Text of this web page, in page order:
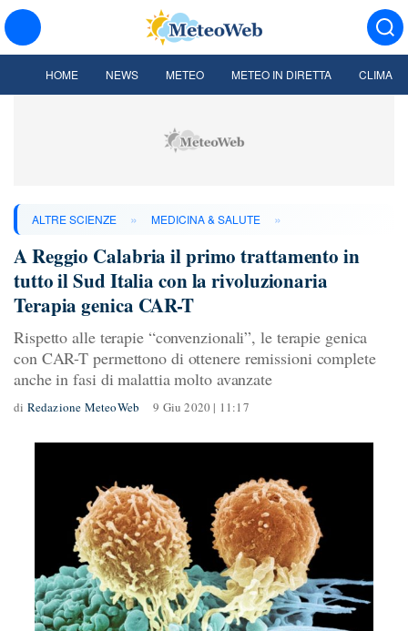
HOME NEWS METEO METEO IN DIRETTA CLIMA
ALTRE SCIENZE » MEDICINA & SALUTE »
A Reggio Calabria il primo trattamento in
tutto il Sud Italia con la rivoluzionaria
Terapia genica CAR-T
Rispetto alle terapie “convenzionali”, le terapie genica
con CAR-T permettono di ottenere remissioni complete
anche in fasi di malattia molto avanzate
di Redazione MeteoWeb 9 Giu 2020 | 11:17